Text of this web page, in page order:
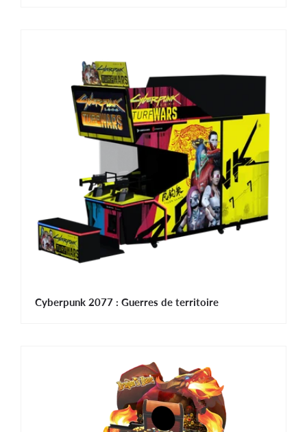
Cyberpunk 2077 : Guerres de territoire